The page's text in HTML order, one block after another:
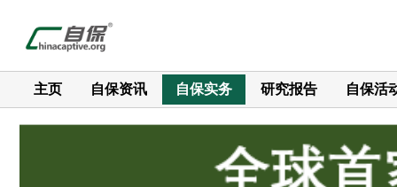
主页 自保资讯 自保实务 研究报告 自保活